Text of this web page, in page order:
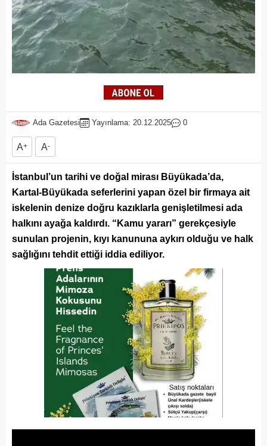
Ada Gazetesi Yayınlama: 20.12.2025 0
A+ A-
İstanbul’un tarihi ve doğal mirası Büyükada’da,
Kartal-Büyükada seferlerini yapan özel bir firmaya ait
iskelenin denize doğru kazıklarla genişletilmesi ada
halkını ayağa kaldırdı. “Kamu yararı” gerekçesiyle
sunulan projenin, kıyı kanununa aykırı olduğu ve halk
sağlığını tehdit ettiği iddia ediliyor.